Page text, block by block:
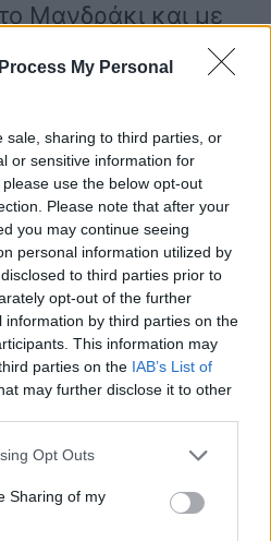
My Personal
sale, sharing to third parties, or
or sensitive information for
use the below opt-out
Please note that after your
you may continue seeing
personal information utilized by
to third parties prior to
opt-out of the further
by third parties on the
This information may
parties on the IAB’s List of
may further disclose it to other
Opt Outs
Sharing of my
Μανδράκι και με
οι τουρίστες από
εκκενώνονται, από
σημείο στην
Αντίστοιχα,
δρομολόγια της
θα
τη νότια Ρόδο
τουρίστες
βίντεο
κραυγές αγωνίας